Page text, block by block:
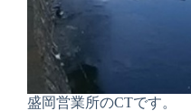
盛岡営業所のCTです